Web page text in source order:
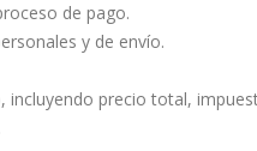
de pago.
y de envío.
incluyendo precio total,